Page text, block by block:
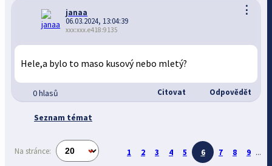
⋮
janaa
06.03.2024, 13:04:39
xxx:xxx.e418:9135
Hele,a bylo to maso kusový nebo mletý?
0 hlasů Citovat Odpovědět
Seznam témat
Na stránce: 1 2 3 4 5 6 7 8 9 ...